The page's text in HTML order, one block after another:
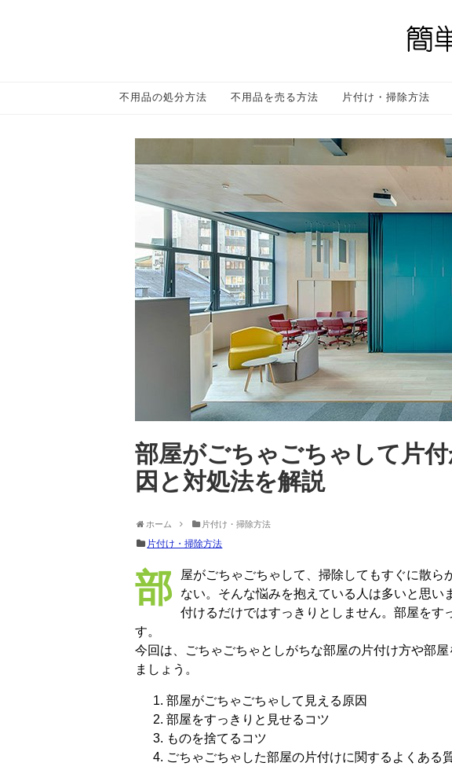
不用品の処分方法 不用品を売る方法 片付け・掃除方法
部屋がごちゃごちゃして片
因と対処法を解説
ホーム 片付け・掃除方法
片付け・掃除方法
部屋がごちゃごちゃして、掃除してもすぐに散らかる。片付けても家がすっきりし
ない。そんな悩みを抱えている人は多いと思い
付けるだけではすっきりとしません。部屋をす
す。
今回は、ごちゃごちゃとしがちな部屋の片付け方や部
ましょう。
部屋がごちゃごちゃして見える原因
部屋をすっきりと見せるコツ
ものを捨てるコツ
ごちゃごちゃした部屋の片付けに関するよくある